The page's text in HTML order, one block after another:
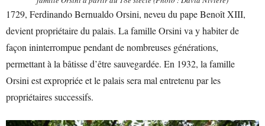
1729, Ferdinando Bernualdo Orsini, neveu du pape Benoît XIII,
devient propriétaire du palais. La famille Orsini va y habiter de
façon ininterrompue pendant de nombreuses générations,
permettant à la bâtisse d’être sauvegardée. En 1932, la famille
Orsini est expropriée et le palais sera mal entretenu par les
propriétaires successifs.